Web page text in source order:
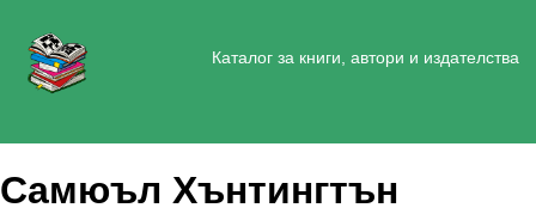
Каталог за книги, автори и издателства
Самюъл Хънтингтън